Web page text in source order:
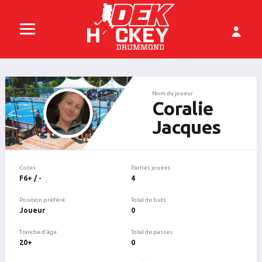
Nom du joueur
Coralie
Jacques
Cotes
F6+ / -
Position préféré
Joueur
Tranche d'âge
20+
Parties jouées
4
Total de buts
0
Total de passes
0